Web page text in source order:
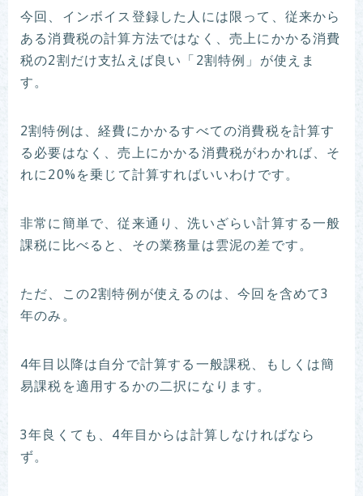
今回、インボイス登録した人には限って、従来から
ある消費税の計算方法ではなく、売上にかかる消費
税の2割だけ支払えば良い「2割特例」が使えま
す。
2割特例は、経費にかかるすべての消費税を計算す
る必要はなく、売上にかかる消費税がわかれば、そ
れに20%を乗じて計算すればいいわけです。
非常に簡単で、従来通り、洗いざらい計算する一般
課税に比べると、その業務量は雲泥の差です。
ただ、この2割特例が使えるのは、今回を含めて3
年のみ。
4年目以降は自分で計算する一般課税、もしくは簡
易課税を適用するかの二択になります。
3年良くても、4年目からは計算しなければなら
ず。